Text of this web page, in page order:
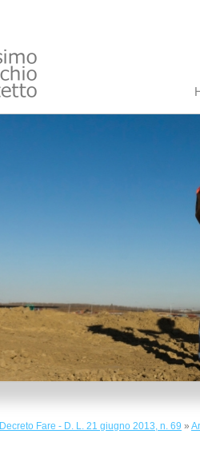
Decreto Fare - D. L. 21 giugno 2013, n. 69 »